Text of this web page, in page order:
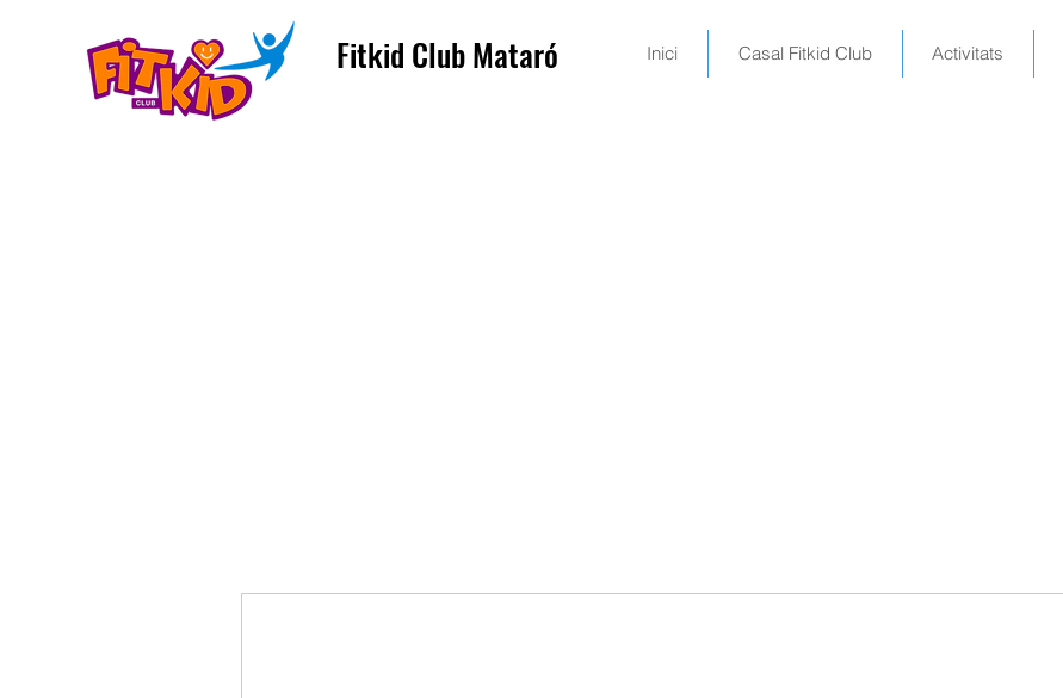
Inici Casal Fitkid Club Activitats
Fitkid Club Mataró